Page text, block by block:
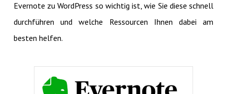
Evernote zu WordPress so wichtig ist, wie Sie diese schnell
durchführen und welche Ressourcen Ihnen dabei am
besten helfen.